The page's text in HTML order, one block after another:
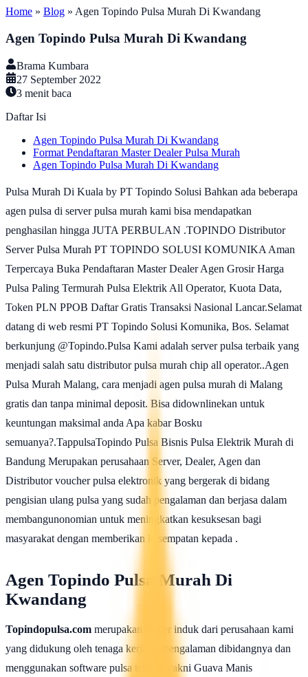
Home » Blog » Agen Topindo Pulsa Murah Di Kwandang
Agen Topindo Pulsa Murah Di Kwandang
Brama Kumbara
27 September 2022
3 menit baca
Daftar Isi
Agen Topindo Pulsa Murah Di Kwandang
Format Pendaftaran Master Dealer Pulsa Murah
Agen Topindo Pulsa Murah Di Kwandang
Pulsa Murah Di Kuala by PT Topindo Solusi Bahkan ada beberapa
agen pulsa di server pulsa murah kami bisa mendapatkan
penghasilan hingga JUTA PERBULAN .TOPINDO Distributor
Server Pulsa Murah PT TOPINDO SOLUSI KOMUNIKA Aman
Terpercaya Buka Pendaftaran Master Dealer Agen Grosir Harga
Pulsa Paling Termurah Pulsa Elektrik All Operator, Kuota Data,
Token PLN PPOB Daftar Gratis Transaksi Nasional Lancar.Selamat
datang di web resmi PT Topindo Solusi Komunika, Bos. Selamat
berkunjung @Topindo.Pulsa Kami adalah server pulsa terbaik yang
menjadi salah satu distributor pulsa murah chip all operator..Agen
Pulsa Murah Malang, cara menjadi agen pulsa murah di Malang
gratis dan tanpa minimal deposit. Bisa didownlinekan untuk
keuntungan maksimal anda Apa kabar Bosku
semuanya?.TappulsaTopindo Pulsa Bisnis Pulsa Elektrik Murah di
Bandung Merupakan perusahaan Server, Dealer, Agen dan
Distributor voucher pulsa elektronik yang bergerak di bidang
pengisian ulang pulsa yang sudah pengalaman dan berjasa dalam
membangunonomian untuk meningkatkan kesuksesan bagi
masyarakat dengan memberikan kesempatan kepada .
Agen Topindo Pulsa Murah Di
Kwandang
Topindopulsa.com merupakan server induk dari perusahaan kami
yang didukung oleh tenaga kerja berpengalaman dibidangnya dan
menggunakan software pulsa terbaik yakni Guava Manis